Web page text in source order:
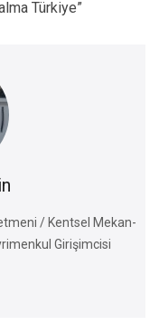
Türkiye”
/ Kentsel Mekan-
Girişimcisi